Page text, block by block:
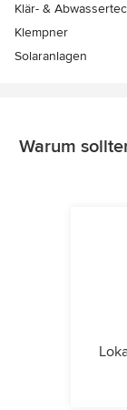
Klär- &
Klempner
Solaranlagen
Warum